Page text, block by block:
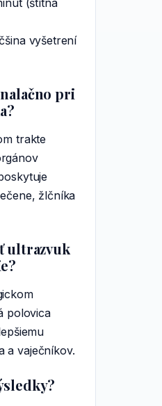
(štítna
vyšetrení
pri
trakte
žlčníka
ultrazvuk
polovica
a vaječníkov.